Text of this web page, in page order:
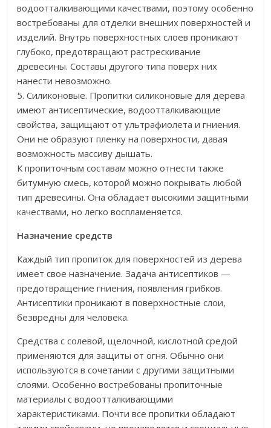
водоотталкивающими качествами, поэтому особенно
востребованы для отделки внешних поверхностей и
изделий. Внутрь поверхностных слоев проникают
глубоко, предотвращают растрескивание
древесины. Составы другого типа поверх них
нанести невозможно.
5. Силиконовые. Пропитки силиконовые для дерева
имеют антисептические, водоотталкивающие
свойства, защищают от ультрафиолета и гниения.
Они не образуют пленку на поверхности, давая
возможность массиву дышать.
К пропиточным составам можно отнести также
битумную смесь, которой можно покрывать любой
тип древесины. Она обладает высокими защитными
качествами, но легко воспламеняется.
Назначение средств
Каждый тип пропиток для поверхностей из дерева
имеет свое назначение. Задача антисептиков —
предотвращение гниения, появления грибков.
Антисептики проникают в поверхностные слои,
безвредны для человека.
Средства с солевой, щелочной, кислотной средой
применяются для защиты от огня. Обычно они
используются в сочетании с другими защитными
слоями. Особенно востребованы пропиточные
материалы с водоотталкивающими
характеристиками. Почти все пропитки обладают